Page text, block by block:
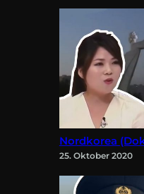
Nordkorea
25. Oktober 2020